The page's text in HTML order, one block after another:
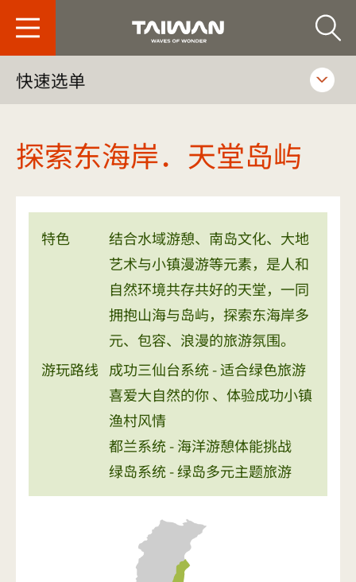
台旅会北京办事
快速选单
探索东海岸．天堂岛屿
特色
结合水域游憩、南岛文化、大地
艺术与小镇漫游等元素，是人和
自然环境共存共好的天堂，一同
拥抱山海与岛屿，探索东海岸多
元、包容、浪漫的旅游氛围。
游玩路线 成功三仙台系统 - 适合绿色旅游
喜爱大自然的你 、体验成功小镇
渔村风情
都兰系统 - 海洋游憩体能挑战
绿岛系统 - 绿岛多元主题旅游